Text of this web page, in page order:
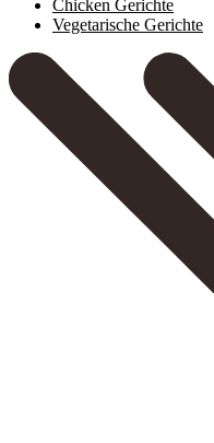
Chicken Gerichte
Vegetarische Gerichte